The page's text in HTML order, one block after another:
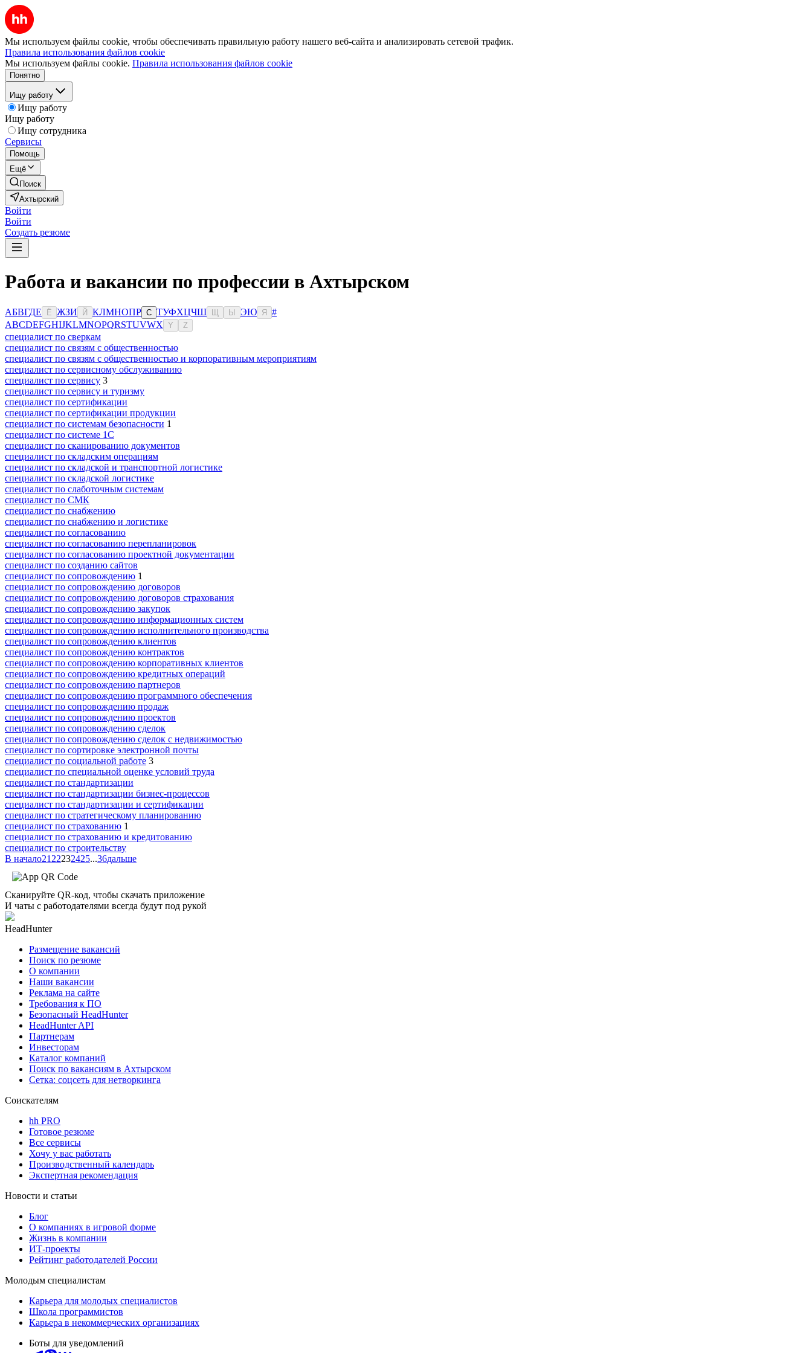
Мы используем файлы cookie, чтобы обеспечивать правильную работу нашего веб-сайта и анализировать сетевой трафик.
Правила использования файлов cookie
Мы используем файлы cookie. Правила использования файлов cookie
Понятно
Ищу работу
Ищу работу
Ищу работу
Ищу сотрудника
Сервисы
Помощь
Ещё
Поиск
Ахтырский
Войти
Войти
Создать резюме
Работа и вакансии по профессии в Ахтырском
АБВГДЕ Ё ЖЗИ Й КЛМНОПР С ТУФХЦЧШ Ы ЭЮ Я
#
ABCDEFGHIJKLMNOPQRSTUVWX Y Z
специалист по сверкам
специалист по связям с общественностью
специалист по связям с общественностью и корпоративным мероприятиям
специалист по сервисному обслуживанию
специалист по сервису 3
специалист по сервису и туризму
специалист по сертификации
специалист по сертификации продукции
специалист по системам безопасности 1
специалист по системе 1С
специалист по сканированию документов
специалист по складским операциям
специалист по складской и транспортной логистике
специалист по складской логистике
специалист по слаботочным системам
специалист по СМК
специалист по снабжению
специалист по снабжению и логистике
специалист по согласованию
специалист по согласованию перепланировок
специалист по согласованию проектной документации
специалист по созданию сайтов
специалист по сопровождению 1
специалист по сопровождению договоров
специалист по сопровождению договоров страхования
специалист по сопровождению закупок
специалист по сопровождению информационных систем
специалист по сопровождению исполнительного производства
специалист по сопровождению клиентов
специалист по сопровождению контрактов
специалист по сопровождению корпоративных клиентов
специалист по сопровождению кредитных операций
специалист по сопровождению партнеров
специалист по сопровождению программного обеспечения
специалист по сопровождению продаж
специалист по сопровождению проектов
специалист по сопровождению сделок
специалист по сопровождению сделок с недвижимостью
специалист по сортировке электронной почты
специалист по социальной работе 3
специалист по специальной оценке условий труда
специалист по стандартизации
специалист по стандартизации бизнес-процессов
специалист по стандартизации и сертификации
специалист по стратегическому планированию
специалист по страхованию 1
специалист по страхованию и кредитованию
специалист по строительству
В начало21 22232425...36дальше
Сканируйте QR-код, чтобы скачать приложение
И чаты с работодателями всегда будут под рукой
HeadHunter
Размещение вакансий
Поиск по резюме
О компании
Наши вакансии
Реклама на сайте
Требования к ПО
Безопасный HeadHunter
HeadHunter API
Партнерам
Инвесторам
Каталог компаний
Поиск по вакансиям в Ахтырском
Сетка: соцсеть для нетворкинга
Соискателям
hh PRO
Готовое резюме
Все сервисы
Хочу у вас работать
Производственный календарь
Экспертная рекомендация
Новости и статьи
Блог
О компаниях в игровой форме
Жизнь в компании
ИТ-проекты
Рейтинг работодателей России
Молодым специалистам
Карьера для молодых специалистов
Школа программистов
Карьера в некоммерческих организациях
Боты для уведомлений